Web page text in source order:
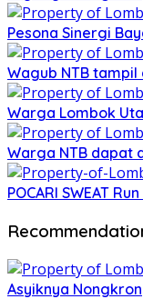
Pesona Sinergi
Wagub NTB tampil
Warga Lombok
Warga NTB dapat
POCARI SWEAT
Asyiknya